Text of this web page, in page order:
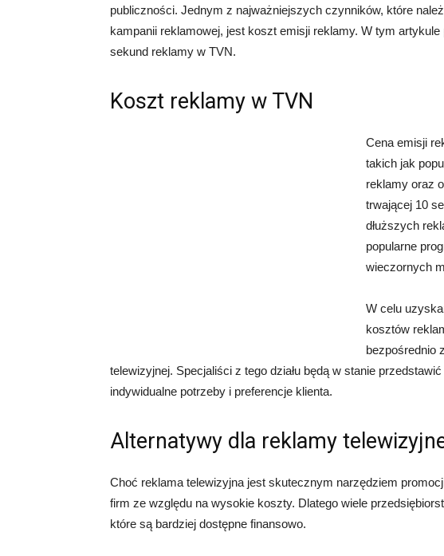
publiczności. Jednym z najważniejszych czynników, które
kampanii reklamowej, jest koszt emisji reklamy. W tym
sekund reklamy w TVN.
Koszt reklamy w TVN
Cena emisji
takich jak
reklamy oraz
trwającej 10
dłuższych
popularne
wieczornych
W celu
kosztów
bezpośrednio
telewizyjnej. Specjaliści z tego działu będą w stanie
indywidualne potrzeby i preferencje klienta.
Alternatywy dla reklamy
Choć reklama telewizyjna jest skutecznym narzędziem
firm ze względu na wysokie koszty. Dlatego wiele
które są bardziej dostępne finansowo.